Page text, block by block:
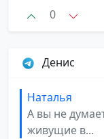
0
Денис
Наталья
А вы не
живущие в...